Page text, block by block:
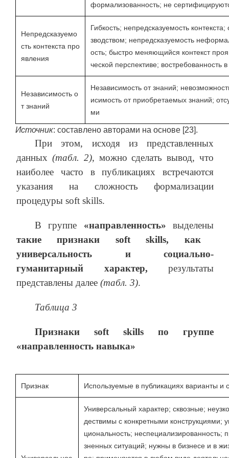
формализованность; не
Непредсказуемо
сть контекста про
явления
Гибкость; непредсказуемость
зводством; непредсказуемость
ость; быстро меняющийся контекст
ческой перспективе; востребованность
Независимость о
т знаний
Независимость от знаний;
исимость от приобретаемых знаний;
ми
Источник: составлено авторами на основе [23].
При этом, исходя из представленных
данных (табл. 2), можно сделать вывод, что
наиболее часто в публикациях встречаются
указания на сложность формализации
процедуры soft skills.
В группе «направленность»выделены
такие признаки soft skills, как
универсальность и социально-
гуманитарный характер, результаты
представлены далее (табл. 3).
Таблица 3
Признаки soft skills по группе
«направленность навыка»
Признак Используемые в публикациях варианты и
Универсальный характер; сквозные;
дествимы с конкретными конструкциями;
циональность; неспециализированность;
зненных ситуаций; нужны в бизнесе и в